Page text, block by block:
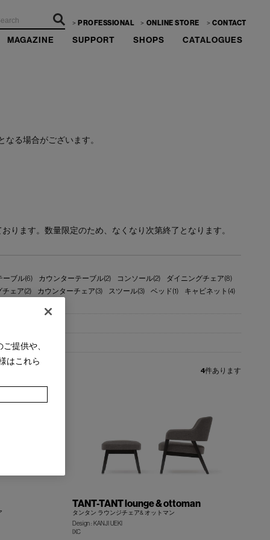
PROFESSIONAL ONLINE STORE CONTACT
MAGAZINE SUPPORT SHOPS CATALOGUES
る場合がございます。
ります。数量限定のため、なくなり次第終了となります。
ーブル(6) カウンターテーブル(2) コンソール(2)
ダイニングチェア(8)
ェア(2)
カウンターチェア(3) スツール(3) ベッド(1) キャビネット(4)
4件あります
TANT-TANT lounge & ottoman
タンタン ラウンジチェア& オットマン
Design : KANJI UEKI
IXC
提供や、
はこれら